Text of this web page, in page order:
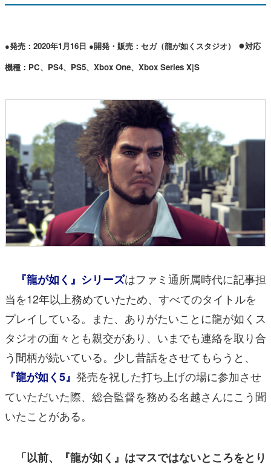
●発売：2020年1月16日 ●開発・販売：セガ（龍が如くスタジオ） ●対応
機種：PC、PS4、PS5、Xbox One、Xbox Series X|S
『龍が如く』シリーズはファミ通所属時代に記事担
当を12年以上務めていたため、すべてのタイトルを
プレイしている。また、ありがたいことに龍が如くス
タジオの面々とも親交があり、いまでも連絡を取り合
う間柄が続いている。少し昔話をさせてもらうと、
『龍が如く5』 発売を祝した打ち上げの場に参加させ
ていただいた際、総合監督を務める名越さんにこう聞
いたことがある。
「以前、『龍が如く』はマスではないところをとり